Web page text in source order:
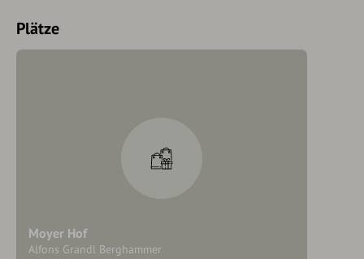
Plätze
Moyer Hof
Alfons Grandl Berghammer